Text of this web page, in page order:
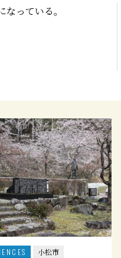
っている。
小松市